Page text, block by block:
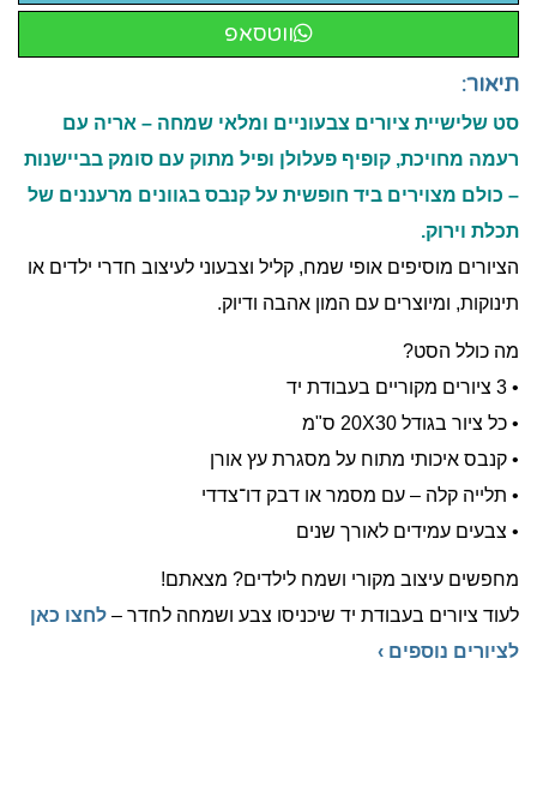
ווטסאפ
תיאור:
סט שלישיית ציורים צבעוניים ומלאי שמחה – אריה עם
רעמה מחויכת, קופיף פעלולן ופיל מתוק עם סומק בביישנות
– כולם מצוירים ביד חופשית על קנבס בגוונים מרעננים של
תכלת וירוק.
הציורים מוסיפים אופי שמח, קליל וצבעוני לעיצוב חדרי ילדים או
תינוקות, ומיוצרים עם המון אהבה ודיוק.
מה כולל הסט?
• 3 ציורים מקוריים בעבודת יד
• כל ציור בגודל 20X30 ס"מ
• קנבס איכותי מתוח על מסגרת עץ אורן
• תלייה קלה – עם מסמר או דבק דו־צדדי
• צבעים עמידים לאורך שנים
מחפשים עיצוב מקורי ושמח לילדים? מצאתם!
לעוד ציורים בעבודת יד שיכניסו צבע ושמחה לחדר – לחצו כאן
לציורים נוספים ›